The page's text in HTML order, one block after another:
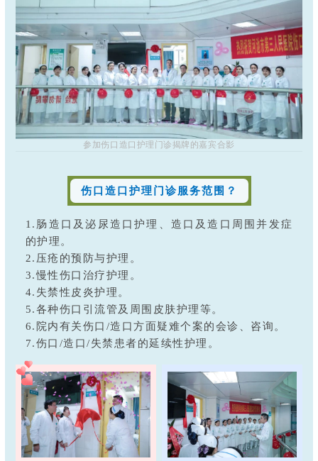
参加伤口造口护理门诊揭牌的嘉宾合影
伤口造口护理门诊服务范围？
1.肠造口及泌尿造口护理、造口及造口周围并发症
的护理。
2.压疮的预防与护理。
3.慢性伤口治疗护理。
4.失禁性皮炎护理。
5.各种伤口引流管及周围皮肤护理等。
6.院内有关伤口/造口方面疑难个案的会诊、咨询。
7.伤口/造口/失禁患者的延续性护理。